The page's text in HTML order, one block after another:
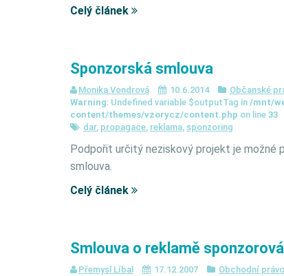
Celý článek
Sponzorská smlouva
Monika Vondrová 10.6.2014 Občanské
Warning: Undefined variable $outputTag in /mnt/
content/themes/vzorycz/content.php on line 33
dar, propagace, reklama, sponzoring
Podpořit určitý neziskový projekt je možné
smlouva.
Celý článek
Smlouva o reklamě
Přemysl Líbal 17.12.2007 Obchodní právo